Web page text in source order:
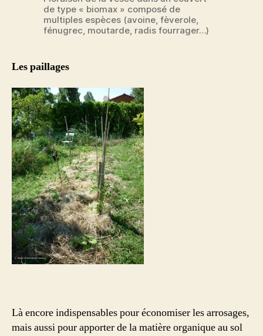
de type « biomax » composé de
multiples espèces (avoine, fèverole,
fénugrec, moutarde, radis fourrager…)
Les paillages
Là encore indispensables pour économiser les arrosages,
mais aussi pour apporter de la matière organique au sol